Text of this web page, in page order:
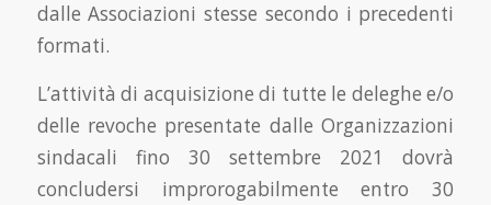
dalle Associazioni stesse secondo i precedenti
formati.
L’attività di acquisizione di tutte le deleghe e/o
delle revoche presentate dalle Organizzazioni
sindacali fino 30 settembre 2021 dovrà
concludersi improrogabilmente entro 30